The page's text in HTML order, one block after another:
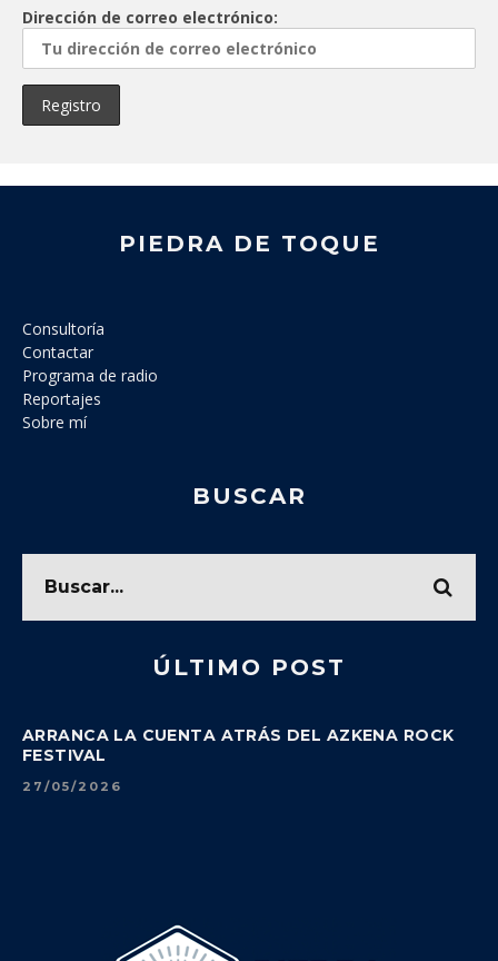
Dirección de correo electrónico:
PIEDRA DE TOQUE
Consultoría
Contactar
Programa de radio
Reportajes
Sobre mí
BUSCAR
ÚLTIMO POST
ARRANCA LA CUENTA ATRÁS DEL AZKENA ROCK
FESTIVAL
27/05/2026